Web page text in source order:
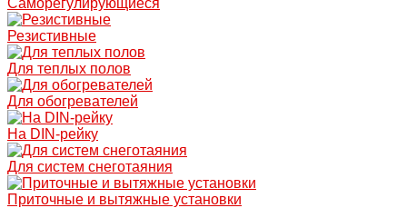
Саморегулирующиеся
Резистивные
Для теплых полов
Для обогревателей
На DIN-рейку
Для систем снеготаяния
Приточные и вытяжные установки